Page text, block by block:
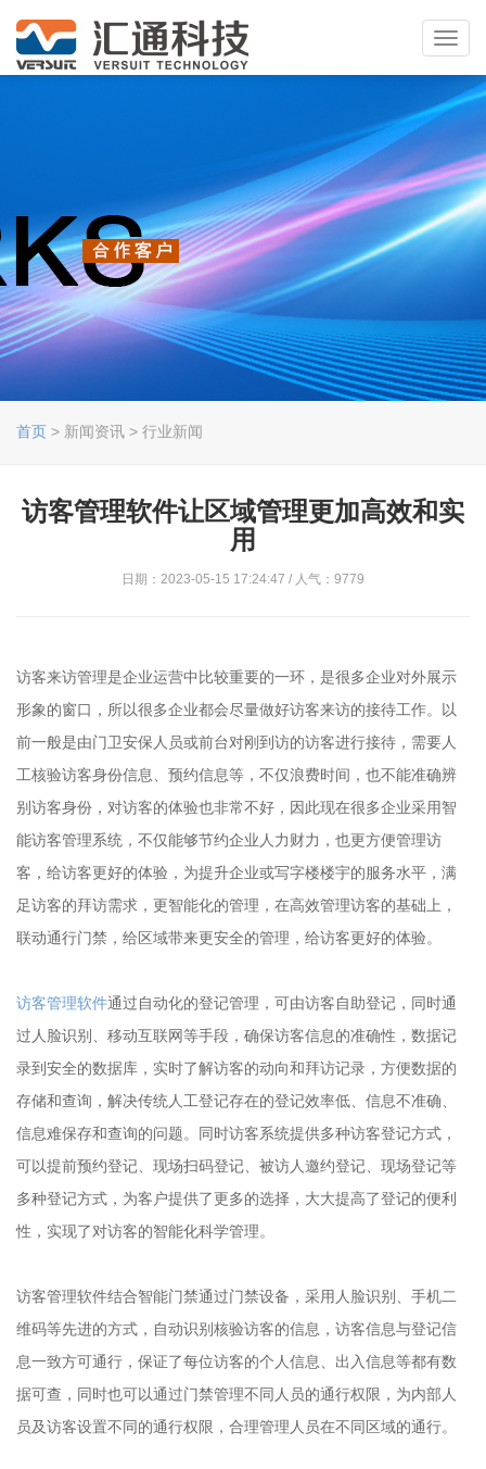
首页 > 新闻资讯 > 行业新闻
访客管理软件让区域管理更加高效和实
用
日期：2023-05-15 17:24:47 / 人气：9779
访客来访管理是企业运营中比较重要的一环，是很多企业对外展示
形象的窗口，所以很多企业都会尽量做好访客来访的接待工作。以
前一般是由门卫安保人员或前台对刚到访的访客进行接待，需要人
工核验访客身份信息、预约信息等，不仅浪费时间，也不能准确辨
别访客身份，对访客的体验也非常不好，因此现在很多企业采用智
能访客管理系统，不仅能够节约企业人力财力，也更方便管理访
客，给访客更好的体验，为提升企业或写字楼楼宇的服务水平，满
足访客的拜访需求，更智能化的管理，在高效管理访客的基础上，
联动通行门禁，给区域带来更安全的管理，给访客更好的体验。
访客管理软件通过自动化的登记管理，可由访客自助登记，同时通
过人脸识别、移动互联网等手段，确保访客信息的准确性，数据记
录到安全的数据库，实时了解访客的动向和拜访记录，方便数据的
存储和查询，解决传统人工登记存在的登记效率低、信息不准确、
信息难保存和查询的问题。同时访客系统提供多种访客登记方式，
可以提前预约登记、现场扫码登记、被访人邀约登记、现场登记等
多种登记方式，为客户提供了更多的选择，大大提高了登记的便利
性，实现了对访客的智能化科学管理。
访客管理软件结合智能门禁通过门禁设备，采用人脸识别、手机二
维码等先进的方式，自动识别核验访客的信息，访客信息与登记信
息一致方可通行，保证了每位访客的个人信息、出入信息等都有数
据可查，同时也可以通过门禁管理不同人员的通行权限，为内部人
员及访客设置不同的通行权限，合理管理人员在不同区域的通行。